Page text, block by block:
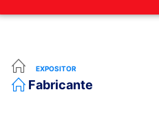
EXPOSITOR
Fabricante